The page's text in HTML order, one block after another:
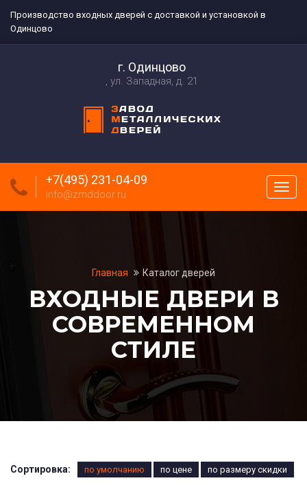
Производство входных дверей с доставкой и установкой в
Одинцово
г. Одинцово
ул. Западная, д. 21
меню
+7(495) 231-04-09
info@zmddoor.ru
Главная Каталог дверей
ВХОДНЫЕ ДВЕРИ В
СОВРЕМЕННОМ
СТИЛЕ
Сортировка: по умолчанию по цене по размеру скидки